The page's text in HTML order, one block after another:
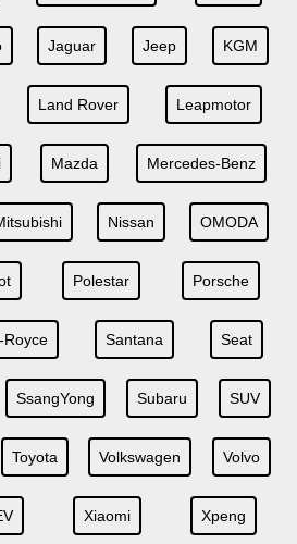
Jaguar Jeep KGM
Land Rover Leapmotor
Mazda Mercedes-Benz
Nissan OMODA
Polestar Porsche
Royce Santana Seat
SsangYong Subaru SUV
Toyota Volkswagen Volvo
Xiaomi Xpeng